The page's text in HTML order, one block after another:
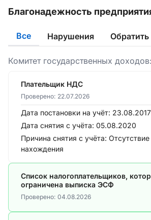
Благонадежность
Все Нарушения
Комитет государственных доходов:
Плательщик НДС
Проверено: 22.07.2026
Дата постановки на учёт: 23.08.2017
Дата снятия с учёта: 05.08.2020
Причина снятия с учёта:
нахождения
Список налогоплательщиков,
ограничена выписка ЭСФ
Проверено: 04.08.2026